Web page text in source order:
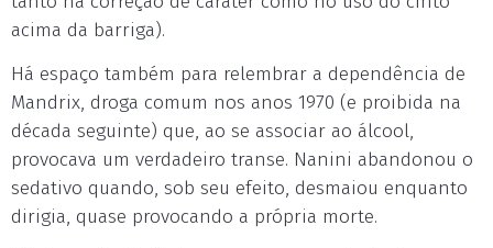
acima da barriga).
Há espaço também para relembrar a dependência de
Mandrix, droga comum nos anos 1970 (e proibida na
década seguinte) que, ao se associar ao álcool,
provocava um verdadeiro transe. Nanini abandonou o
sedativo quando, sob seu efeito, desmaiou enquanto
dirigia, quase provocando a própria morte.